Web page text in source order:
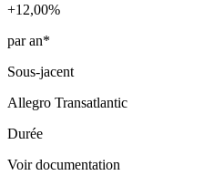
+12,00%
par an*
Sous-jacent
Allegro Transatlantic
Durée
Voir documentation